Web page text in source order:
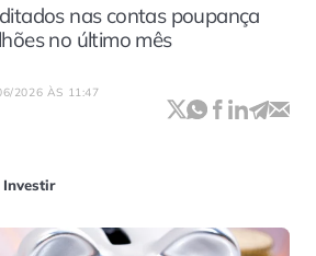
nas contas poupança
no último mês
2026 ÀS 11:47
Investir